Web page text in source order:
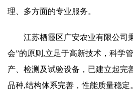
理、多方面的专业服务。
江苏栖霞区广安农业有限公司
会”的原则,立足于高新技术，科学
产、检测及试验设备，已建立起完
品种,结构体系完善，性能质量稳定